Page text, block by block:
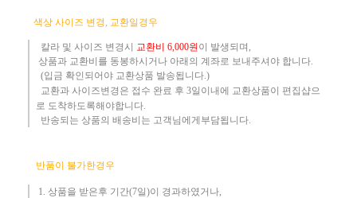
색상 사이즈 변경, 교환일경우
칼라 및 사이즈 변경시 교환비 6,000원 이 발생되며,
상품과 교환비를 동봉하시거나 아래의 계좌로 보내주셔야 합니다.
(입금 확인되어야 교환상품 발송됩니다.)​
교환과 사이즈변경은 접수 완료 후 3일이내에 교환상품이 편집샵으
로 도착하도록해야합니다.
​ 반송되는 상품의 배송비는 고객님에게부담됩니다.
반품이 불가한경우
1. 상품을 받은후 기간(7일)이 경과하였거나,